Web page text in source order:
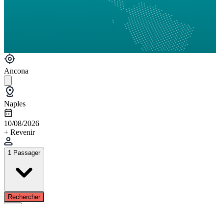
Ancona
Naples
10/08/2026
+ Revenir
1 Passager
Rechercher